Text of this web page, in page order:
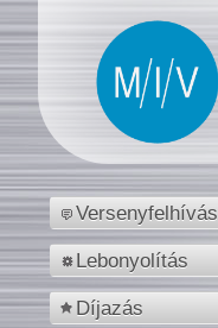
Versenyfelhívás
Lebonyolítás
Díjazás